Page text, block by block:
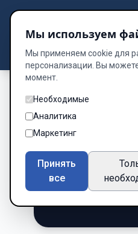
DzenWay
Подборка книг по
Мы используем
Мы применяем cookie для
персонализации. Вы
момент.
Необходимые
Аналитика
Маркетинг
Принять
все